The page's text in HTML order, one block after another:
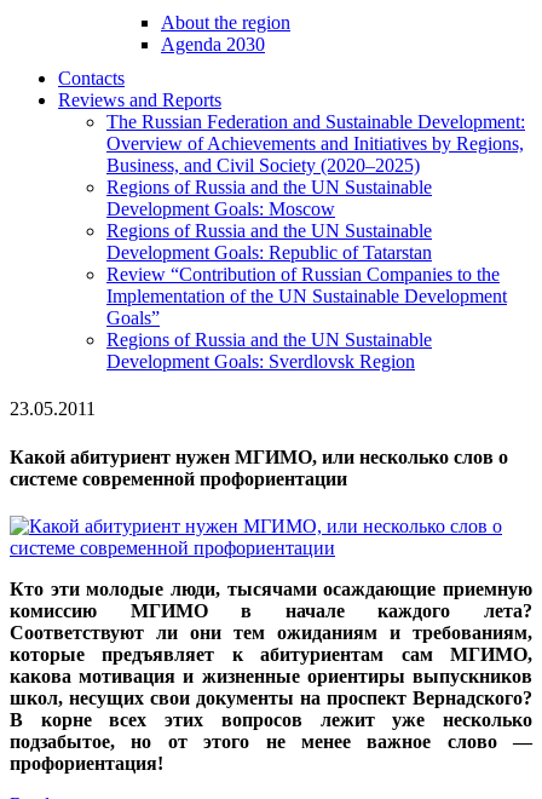
About the region
Agenda 2030
Contacts
Reviews and Reports
The Russian Federation and Sustainable Development:
Overview of Achievements and Initiatives by Regions,
Business, and Civil Society (2020–2025)
Regions of Russia and the UN Sustainable
Development Goals: Moscow
Regions of Russia and the UN Sustainable
Development Goals: Republic of Tatarstan
Review “Contribution of Russian Companies to the
Implementation of the UN Sustainable Development
Goals”
Regions of Russia and the UN Sustainable
Development Goals: Sverdlovsk Region
23.05.2011
Какой абитуриент нужен МГИМО, или несколько слов о
системе современной профориентации
Кто эти молодые люди, тысячами осаждающие приемную
комиссию МГИМО в начале каждого лета?
Соответствуют ли они тем ожиданиям и требованиям,
которые предъявляет к абитуриентам сам МГИМО,
какова мотивация и жизненные ориентиры выпускников
школ, несущих свои документы на проспект Вернадского?
В корне всех этих вопросов лежит уже несколько
подзабытое, но от этого не менее важное слово —
профориентация!